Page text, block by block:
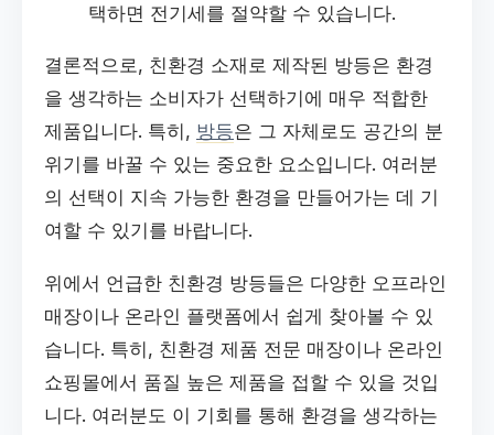
택하면 전기세를 절약할 수 있습니다.
결론적으로, 친환경 소재로 제작된 방등은 환경
을 생각하는 소비자가 선택하기에 매우 적합한
제품입니다. 특히, 방등은 그 자체로도 공간의 분
위기를 바꿀 수 있는 중요한 요소입니다. 여러분
의 선택이 지속 가능한 환경을 만들어가는 데 기
여할 수 있기를 바랍니다.
위에서 언급한 친환경 방등들은 다양한 오프라인
매장이나 온라인 플랫폼에서 쉽게 찾아볼 수 있
습니다. 특히, 친환경 제품 전문 매장이나 온라인
쇼핑몰에서 품질 높은 제품을 접할 수 있을 것입
니다. 여러분도 이 기회를 통해 환경을 생각하는